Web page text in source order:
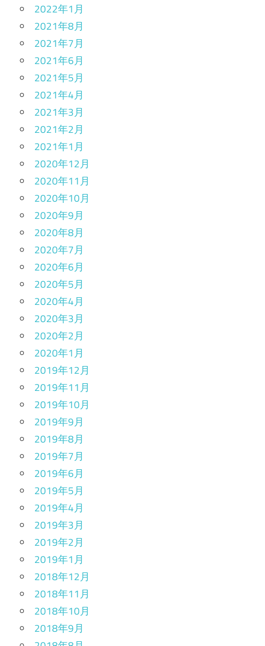
2022年1月
2021年8月
2021年7月
2021年6月
2021年5月
2021年4月
2021年3月
2021年2月
2021年1月
2020年12月
2020年11月
2020年10月
2020年9月
2020年8月
2020年7月
2020年6月
2020年5月
2020年4月
2020年3月
2020年2月
2020年1月
2019年12月
2019年11月
2019年10月
2019年9月
2019年8月
2019年7月
2019年6月
2019年5月
2019年4月
2019年3月
2019年2月
2019年1月
2018年12月
2018年11月
2018年10月
2018年9月